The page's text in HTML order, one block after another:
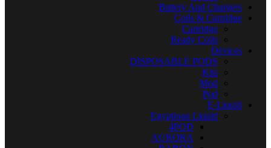
Battery And Chargers
Coils & Cartridge
Cartridge
Ready Coils
Devices
DISPOSABLE PODS
Kits
Mod
Pod
E-Liquid
Egyptioan Liquid
4POD
AURORA